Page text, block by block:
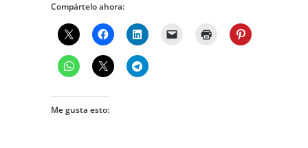
Compártelo ahora:
Me gusta esto: